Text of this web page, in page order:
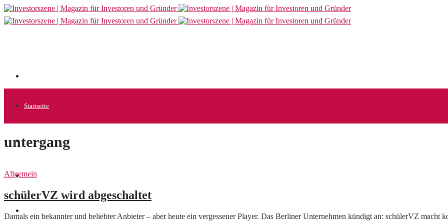
Startseite
Allgemein
Startups
untergang
Allgemein
schülerVZ wird abgeschaltet
Damals ein bekannter und beliebter Anbieter – aber heute ein vergessener Player. Das Berliner Unternehmen kündigt an: schülerVZ macht